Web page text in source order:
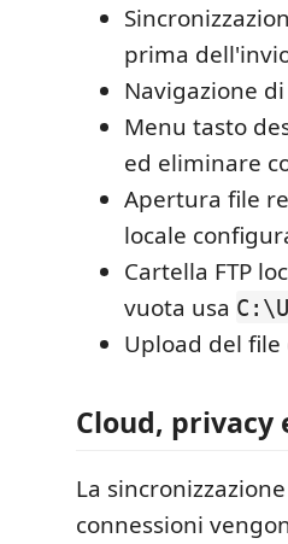
prima
Navigazione
Menu tasto
ed eliminare
Apertura file
locale
Cartella FTP
vuota usa
Upload del
Cloud, privacy
La
connessioni